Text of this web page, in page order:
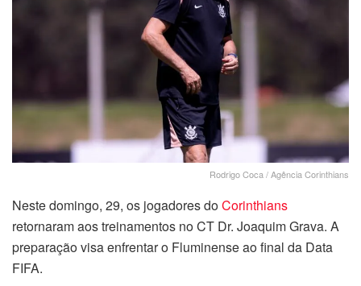
Rodrigo Coca / Agência Corinthians
Neste domingo, 29, os jogadores doCorinthians
retornaram aos treinamentos no CT Dr. Joaquim Grava. A
preparação visa enfrentar o Fluminense ao final da Data
FIFA.